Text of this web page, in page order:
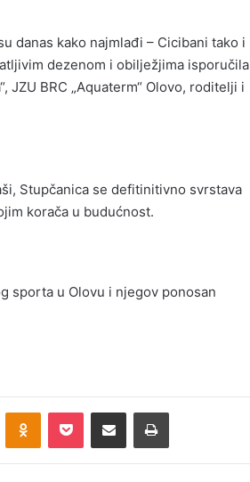
danas kako najmlađi – Cicibani tako i
dezenom i obilježjima isporučila
JZU BRC „Aquaterm“ Olovo, roditelji i
Stupčanica se defitinitivno svrstava
korača u budućnost.
sporta u Olovu i njegov ponosan
Odnoklassniki
Pocket Podijeli putem Emaila Print